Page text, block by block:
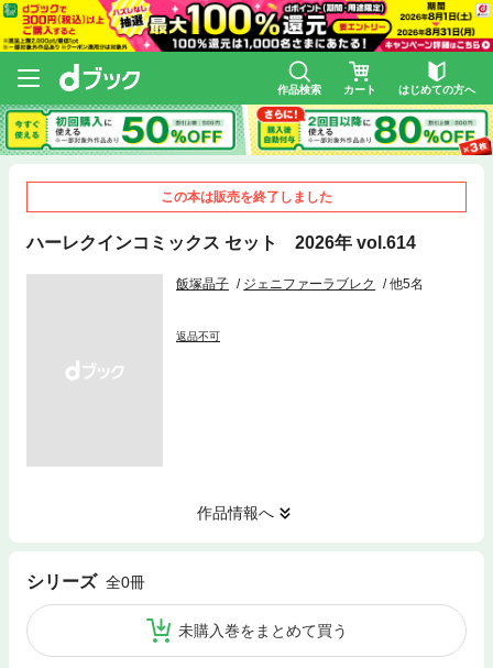
作品検索 カート はじめての方へ
この本は販売を終了しました
ハーレクインコミックス セット 2026年 vol.614
飯塚晶子 ジェニファーラブレク 他5名
返品不可
作品情報へ
シリーズ 全0冊
未購入巻をまとめて買う